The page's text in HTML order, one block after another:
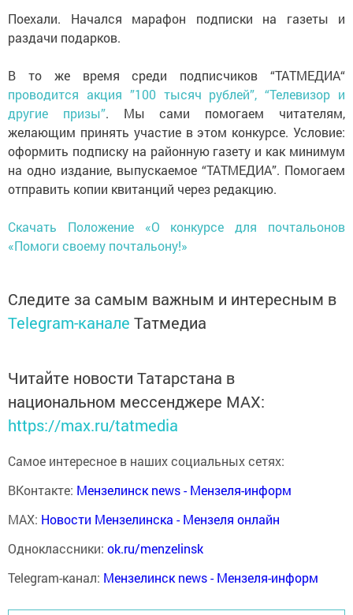
Поехали. Начался марафон подписки на газеты и
раздачи подарков.
В то же время среди подписчиков “ТАТМЕДИА“
проводится акция ”100 тысяч рублей”, “Телевизор и
другие призы”. Мы сами помогаем читателям,
желающим принять участие в этом конкурсе. Условие:
оформить подписку на районную газету и как минимум
на одно издание, выпускаемое “ТАТМЕДИА”. Помогаем
отправить копии квитанций через редакцию.
Скачать Положение «О конкурсе для почтальонов
«Помоги своему почтальону!»
Следите за самым важным и интересным в
Telegram-канале Татмедиа
Читайте новости Татарстана в
национальном мессенджере MАХ:
https://max.ru/tatmedia
Самое интересное в наших социальных сетях:
ВКонтакте: Мензелинск news - Мензеля-информ
MAX: Новости Мензелинска - Мензеля онлайн
Одноклассники: ok.ru/menzelinsk
Telegram-канал: Мензелинск news - Мензеля-информ